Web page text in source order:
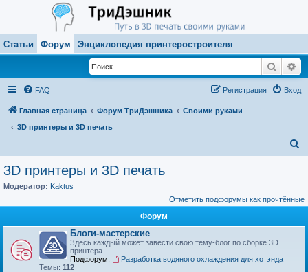
Статьи Форум Энциклопедия принтеростроителя
Поиск
FAQ Вход
Регистрация
Главная страница Форум ТриДэшника
Своими руками
3D принтеры и 3D печать
к
3D принтеры и 3D печать
Модератор: Kaktus
Отметить подфорумы как прочтённые
Форум
Блоги-мастерские
Здесь каждый может завести свою тему-блог по сборке 3D
принтера
Подфорум:
Разработка водяного охлаждения для хотэнда
Темы: 112